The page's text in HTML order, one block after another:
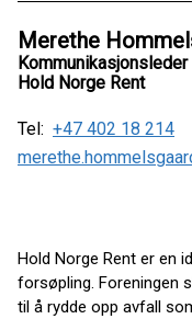
Merethe
Kommunikasjonsleder
Hold Norge Rent
Tel: +47 402 18 214
Hold Norge Rent er en
forsøpling. Foreningen
til å rydde opp avfall